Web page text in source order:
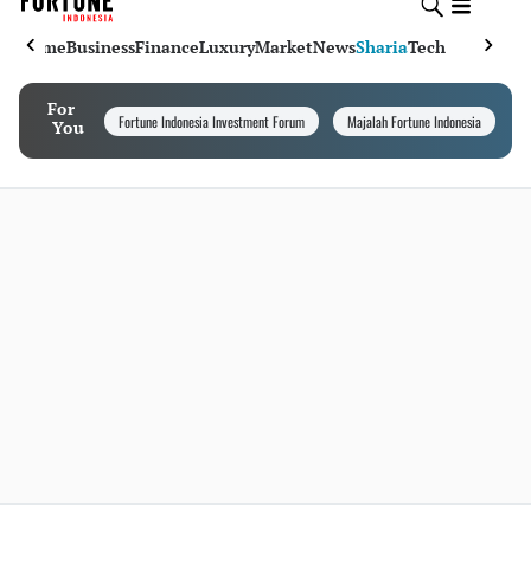
HomeBusinessFinanceLuxuryMarketNewsShariaTech
For
You
Fortune Indonesia Investment Forum Majalah Fortune Indonesia